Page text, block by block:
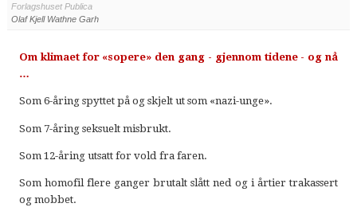
Forlagshuset Publica
Olaf Kjell Wathne Garh
Om klimaet for «sopere» den gang - gjennom tidene - og nå
…
Som 6-åring spyttet på og skjelt ut som «nazi-unge».
Som 7-åring seksuelt misbrukt.
Som 12-åring utsatt for vold fra faren.
Som homofil flere ganger brutalt slått ned og i årtier trakassert
og mobbet.